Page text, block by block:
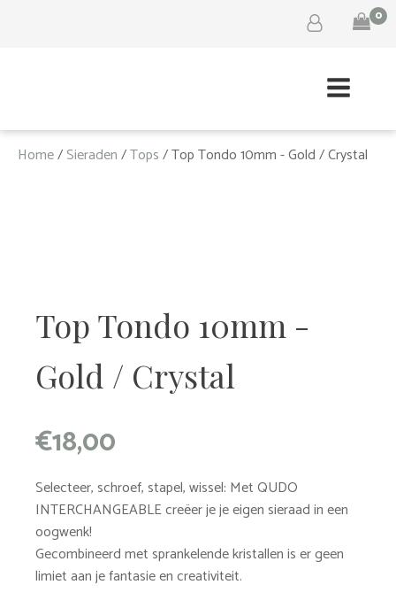
0
Home/Sieraden/Tops/ Top Tondo 10mm - Gold / Crystal
Top Tondo 10mm -
Gold / Crystal
€18,00
Selecteer, schroef, stapel, wissel: Met QUDO
INTERCHANGEABLE creëer je je eigen sieraad in een
oogwenk!
Gecombineerd met sprankelende kristallen is er geen
limiet aan je fantasie en creativiteit.